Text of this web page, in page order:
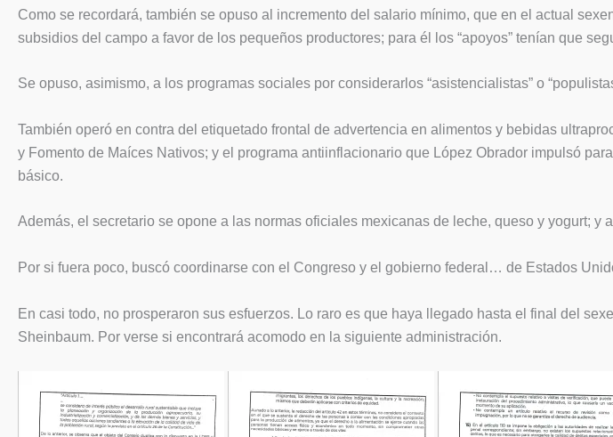
Como se recordará, también se opuso al incremento del salario mínimo, que en el actual
subsidios del campo a favor de los pequeños productores; para él los “apoyos” tenían que
Se opuso, asimismo, a los programas sociales por considerarlos “asistencialistas” o
También operó en contra del etiquetado frontal de advertencia en alimentos y bebidas
y Fomento de Maíces Nativos; y el programa antiinflacionario que López Obrador impulsó
básico.
Además, el secretario se opone a las normas oficiales mexicanas de leche, queso y yogurt;
Por si fuera poco, buscó coordinarse con el Congreso y el gobierno federal… de Estados
En casi todo, no prosperaron sus esfuerzos. Lo raro es que haya llegado hasta el final del
Sheinbaum. Por verse si encontrará acomodo en la siguiente administración.